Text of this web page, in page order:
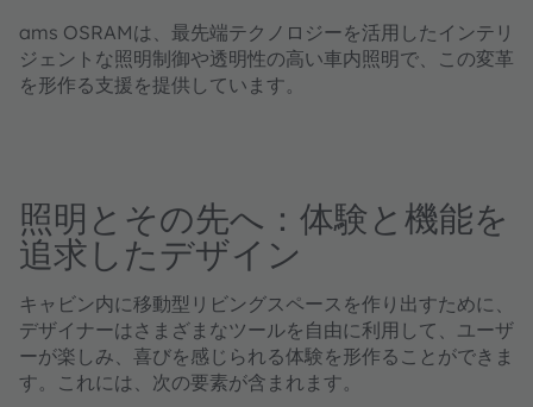
ams OSRAMは、最先端テクノロジーを活用したインテリ
ジェントな照明制御や透明性の高い車内照明で、この変革
を形作る支援を提供しています。
照明とその先へ：体験と機能を
追求したデザイン
キャビン内に移動型リビングスペースを作り出すために、
デザイナーはさまざまなツールを自由に利用して、ユーザ
ーが楽しみ、喜びを感じられる体験を形作ることができま
す。これには、次の要素が含まれます。